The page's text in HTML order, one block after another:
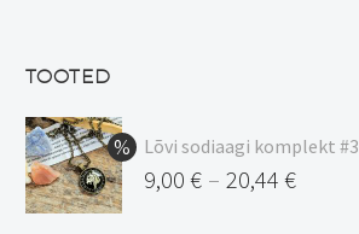
TOOTED
Lõvi sodiaagi komplekt #3
9,00 € – 20,44 €